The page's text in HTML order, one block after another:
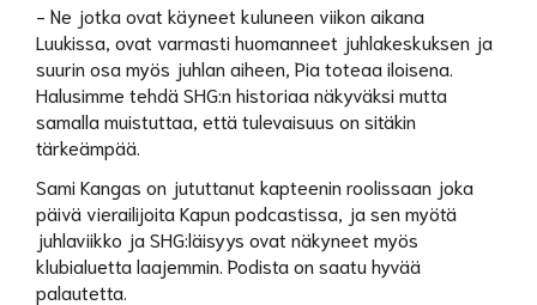
- Ne jotka ovat käyneet kuluneen viikon aikana
Luukissa, ovat varmasti huomanneet juhlakeskuksen ja
suurin osa myös juhlan aiheen, Pia toteaa iloisena.
Halusimme tehdä SHG:n historiaa näkyväksi mutta
samalla muistuttaa, että tulevaisuus on sitäkin
tärkeämpää.
Sami Kangas on jututtanut kapteenin roolissaan joka
päivä vierailijoita Kapun podcastissa, ja sen myötä
juhlaviikko ja SHG:läisyys ovat näkyneet myös
klubialuetta laajemmin. Podista on saatu hyvää
palautetta.